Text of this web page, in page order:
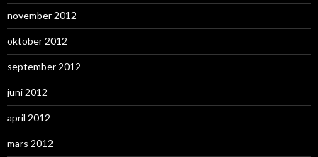
november 2012
oktober 2012
september 2012
juni 2012
april 2012
mars 2012